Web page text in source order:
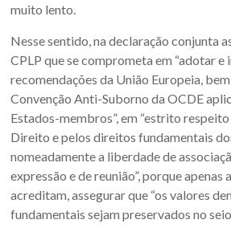
muito lento.
Nesse sentido, na declaração conjunta
CPLP que se comprometa em “adotar e
recomendações da União Europeia,
Convenção Anti-Suborno da OCDE
Estados-membros”, em “estrito
Direito e pelos direitos fundamentais
nomeadamente a liberdade de
expressão e de reunião”, porque apenas
acreditam, assegurar que “os valores
fundamentais sejam preservados no